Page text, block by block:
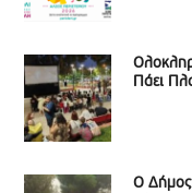
Πάει
Ο Δήμος